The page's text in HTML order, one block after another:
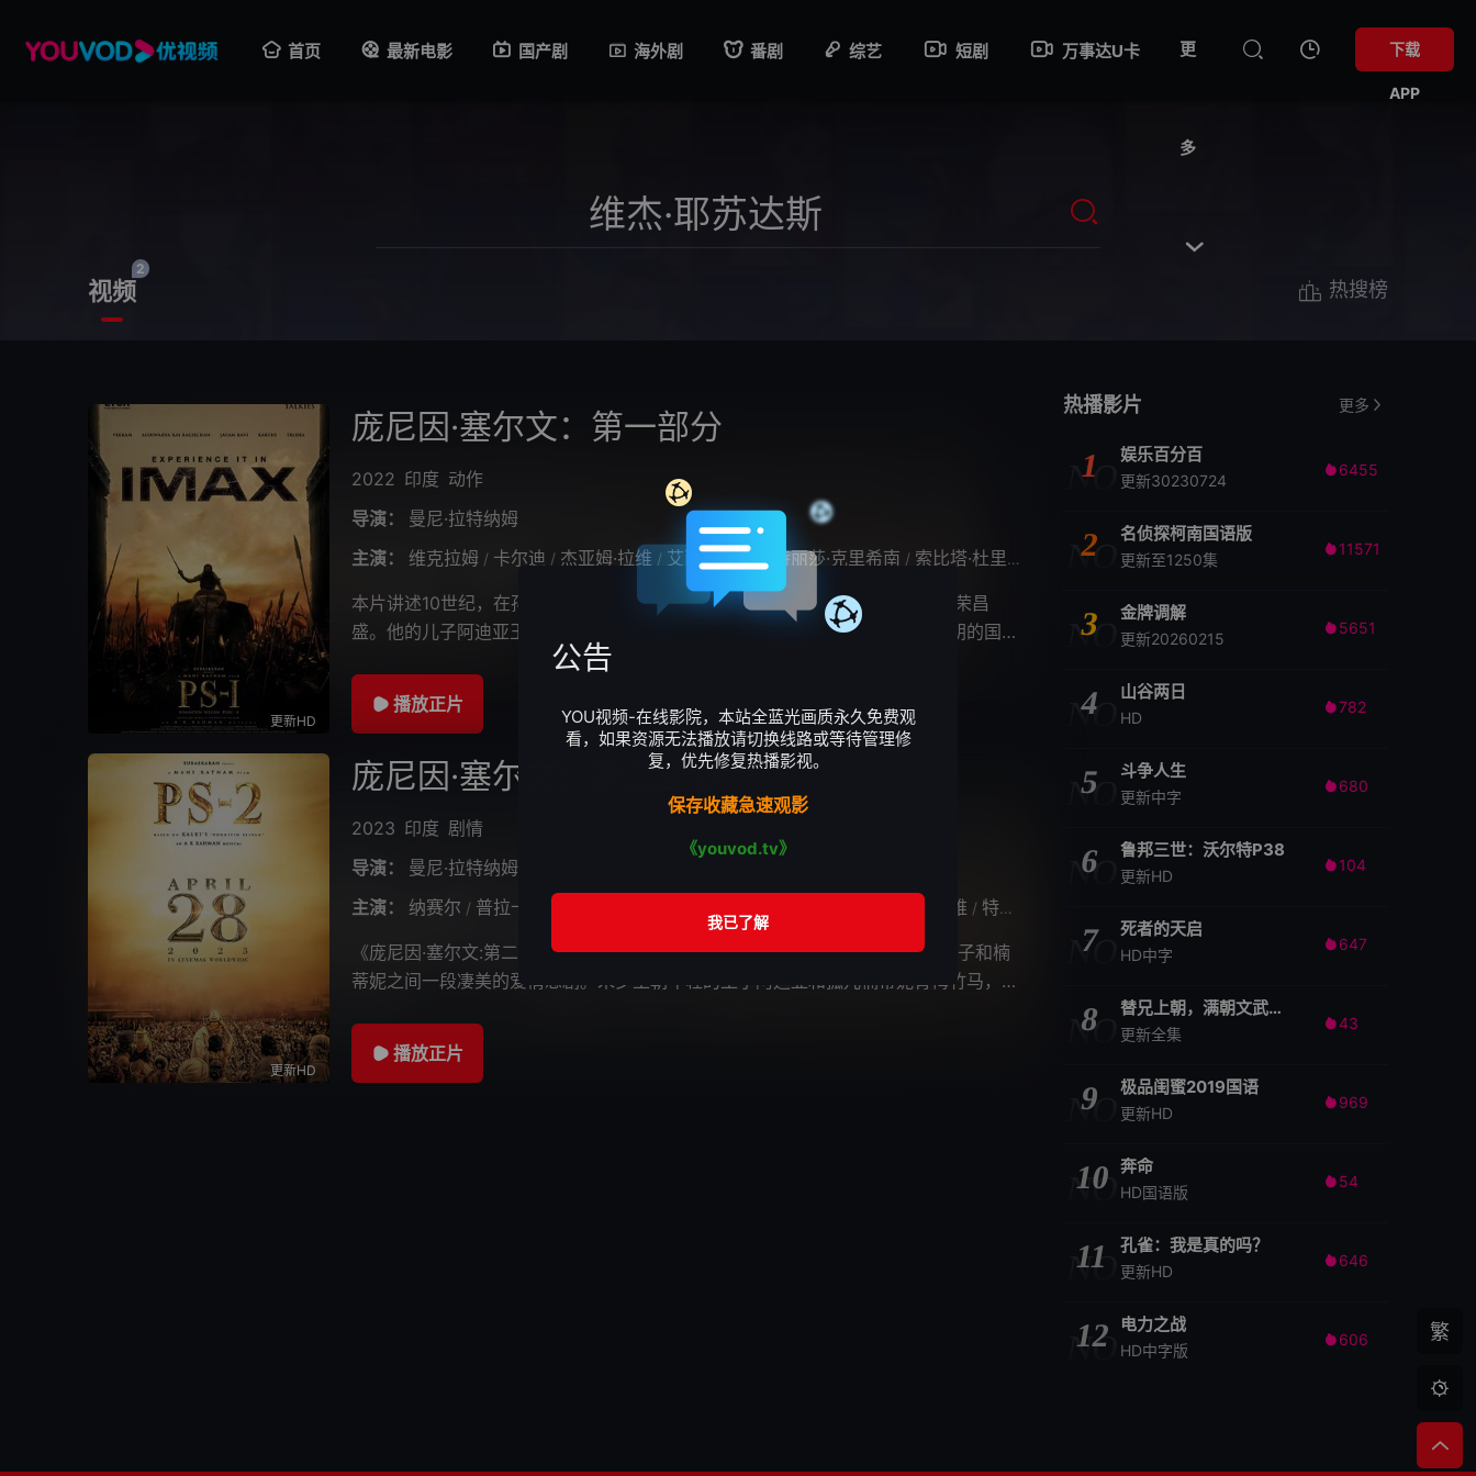
首页 最新电影 国产剧 海外剧 番剧 综艺 短剧 万事达U卡 更
多

下载
APP
视频
2
热搜榜
更新HD
庞尼因·塞尔文：第一部分
2022 印度 动作
导演：
曼尼·拉特纳姆
主演：
维克拉姆 / 卡尔迪 / 杰亚姆·拉维 / 艾西瓦娅·雷 / 特丽莎·克里希南 / 索比塔·杜里帕拉 艾西瓦娅·莱克希米 / 贾亚拉姆 维克拉姆·帕布
本片讲述10世纪，在孙陀罗·朱罗的统治下，朱罗王朝将印度半岛南部打造得繁荣昌
盛。他的儿子阿迪亚王子和罗茶罗乍成功征服了甘吉布勒姆和兰卡。潘地亚王朝的国王
维拉潘地亚在与阿迪亚王子的战斗中牺牲，于是一群忠
播放正片
更新HD
庞尼因·塞尔文：第二部分
2023 印度 剧情
导演：
曼尼·拉特纳姆
主演：
纳赛尔 / 普拉卡什·拉贾 杰亚姆·拉维 / 特丽莎·克里希南
《庞尼因·塞尔文:第二部分》揭示了前作中朱罗王朝内忧外患的源头：阿迪亚王子和楠
蒂妮之间一段凄美的爱情悲剧。朱罗王朝年轻的王子阿迪亚和孤儿楠蒂妮青梅竹马，彼
播放正片
热播影片 更多
NO
1 娱乐百分百
更新30230724
 6455
NO
2 名侦探柯南国语版
更新至1250集
 11571
NO
3 金牌调解
更新20260215
 5651
NO
4 山谷两日
HD
782
NO
5 斗争人生
更新中字
 680
NO
6 鲁邦三世：沃尔特P38
更新HD
 104
NO
7 死者的天启
HD中字
 647
NO
8 替兄上朝，满朝文武随我吃瓜
更新全集
43
NO
9 极品闺蜜2019国语
更新HD
 969
NO
10 奔命
HD国语版
 54
NO
11 孔雀：我是真的吗？
更新HD
 646
NO
12 电力之战
HD中字版
 606 繁

公告
YOU视频-在线影院，本站全蓝光画质永久免费观
看，如果资源无法播放请切换线路或等待管理修
复，优先修复热播影视。
保存收藏急速观影
《youvod.tv》